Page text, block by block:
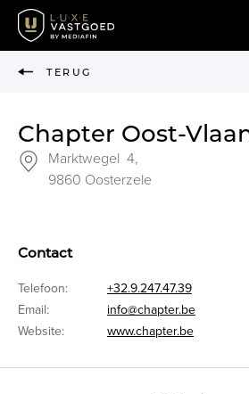
TERUG
Chapter Oost-
Marktwegel 4,
9860 Oosterzele
Contact
Telefoon:
+32.9.247.47.39
Email:
info@chapter.be
Website:
www.chapter.be